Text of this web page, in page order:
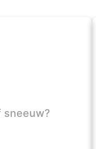
sneeuw?